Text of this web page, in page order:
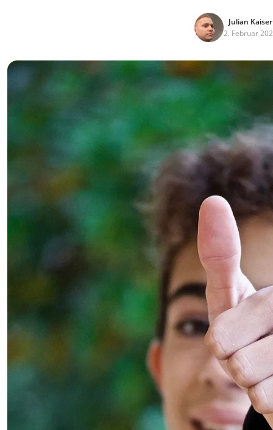
Julian Kaiser
2. Februar